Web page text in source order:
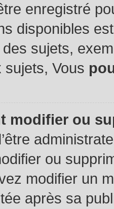
enregistré
disponibles
sujets,
sujets, Vous
modifier ou
ou
modifier un
après sa